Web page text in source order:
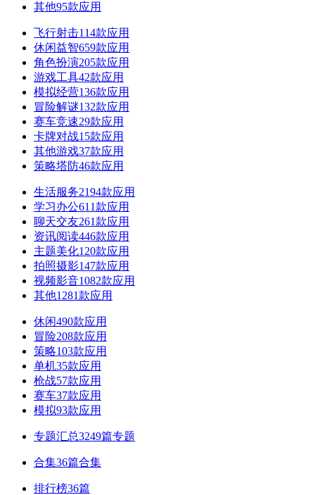
其他95款应用
飞行射击114款应用
休闲益智659款应用
角色扮演205款应用
游戏工具42款应用
模拟经营136款应用
冒险解谜132款应用
赛车竞速29款应用
卡牌对战15款应用
其他游戏37款应用
策略塔防46款应用
生活服务2194款应用
学习办公611款应用
聊天交友261款应用
资讯阅读446款应用
主题美化120款应用
拍照摄影147款应用
视频影音1082款应用
其他1281款应用
休闲490款应用
冒险208款应用
策略103款应用
单机35款应用
枪战57款应用
赛车37款应用
模拟93款应用
专题汇总3249篇专题
合集36篇合集
排行榜36篇